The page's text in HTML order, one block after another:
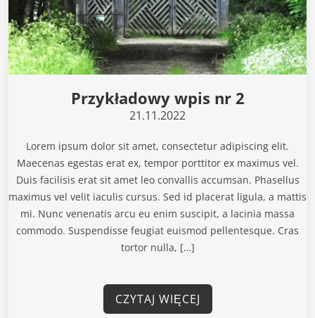
Przykładowy wpis nr 2
21.11.2022
Lorem ipsum dolor sit amet, consectetur adipiscing elit.
Maecenas egestas erat ex, tempor porttitor ex maximus vel.
Duis facilisis erat sit amet leo convallis accumsan. Phasellus
maximus vel velit iaculis cursus. Sed id placerat ligula, a mattis
mi. Nunc venenatis arcu eu enim suscipit, a lacinia massa
commodo. Suspendisse feugiat euismod pellentesque. Cras
tortor nulla, […]
CZYTAJ WIĘCEJ